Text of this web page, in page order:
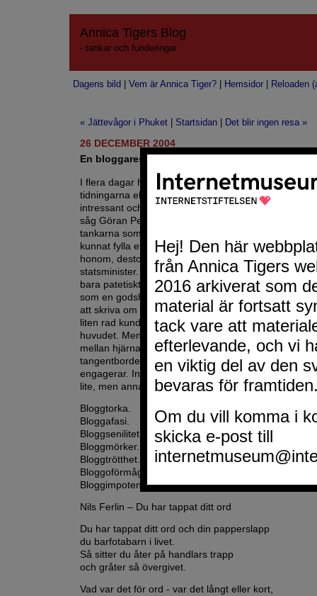
Annica Tigers Blog
- tankar och funderingar
Dagens bild Vem är Annica Tiger? Hemsidor Reloaden
« Jättevågor i Phuket Startsidan
Det blir ingen resa »
26 DECEMBER 2004
En bloggares mardröm?
I flera dagar har det nu hänt att jag sett något på
tidningarna eller sett något på nätet och tänkt – det
intressant och det skulle jag vilja blogga om. Som
såg Göran Persson i en intervju på TV4
tankarna som for genom huvudet då under inslaget
kunnat fylla ett helt A4:ark :). Proppmätta Orvar. Ju
honom, desto mindre framtonar han som en
statsminister. Hans sätt att försöka framstå som en
bara patetiskt. Ska han inte avgå snart? Han skulle
som en godsherre. Men när jag satte mig ned
att skriva om intervjun så var det tvärstopp. Inte ens
liten rad kunde jag få fram. Bokstäverna och orden
huvudet. Men bokstäverna och orden fastnade
mellan hjärnan och fingrarna – kom inte ens fram till
tangentbordet, det var helt omöjligt att få till en text.
engagerar. Inget känns intressant. Thailand fick mig
lite, men annars....
Bloggtorka.
Bloggafasi.
Bloggsenilitet.
Bloggmörker.
Bloggtrötthet.
Bloggoförmåga.
Bloggimpotens.
Nils Ferlin – Du har tappat ditt ord
Du har tappat ditt ord och din papperslapp
du barfotabarn i livet.
Så sitter du åter på handlars trapp
och gråter så övergivet.
Vad var det för ord - var det långt eller kort,